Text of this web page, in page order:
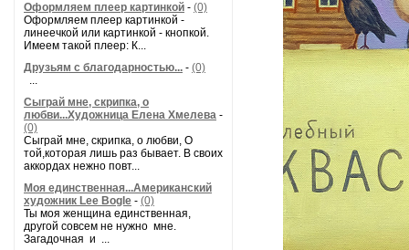
Оформляем плеер картинкой - (0)
Оформляем плеер картинкой -
линеечкой или картинкой - кнопкой.
Имеем такой плеер: К...
Друзьям с благодарностью... - (0)
...
Сыграй мне, скрипка, о
любви...Художница Елена Хмелева -
(0)
Сыграй мне, скрипка, о любви, О
той,которая лишь раз бывает. В своих
аккордах нежно повт...
Моя единственная...Американский
художник Lee Bogle - (0)
Ты моя женщина единственная,
другой совсем не нужно мне.
Загадочная и ...